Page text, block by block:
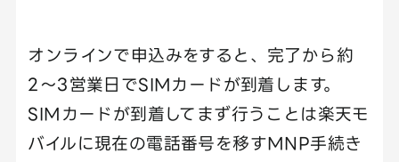
オンラインで申込みをすると、完了から約
2〜3営業日でSIMカードが到着します。
SIMカードが到着してまず行うことは楽天モ
バイルに現在の電話番号を移すMNP手続き